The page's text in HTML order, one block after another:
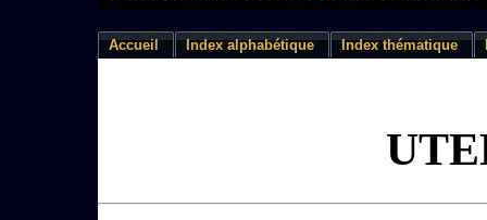
Accueil Index alphabétique Index thématique